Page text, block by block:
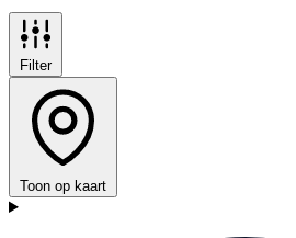
Filter
Toon op kaart